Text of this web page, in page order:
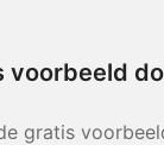
voorbeeld
gratis